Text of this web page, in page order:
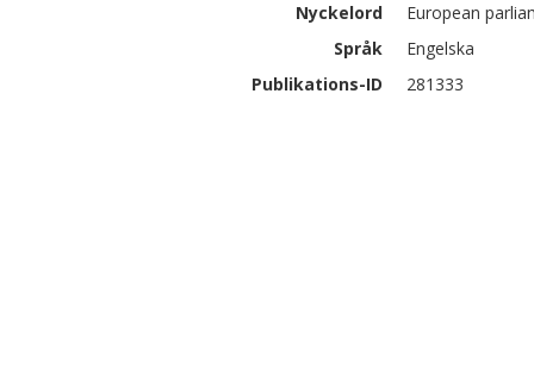
Nyckelord
European
Språk
Engelska
Publikations-ID
281333